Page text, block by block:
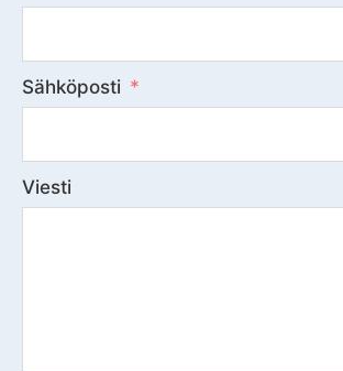
Sähköposti
Viesti